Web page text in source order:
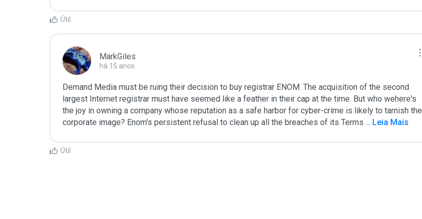
Útil
MarkGiles
há 15 anos
Demand Media must be ruing their decision to buy registrar ENOM. The acquisition of the second
largest Internet registrar must have seemed like a feather in their cap at the time. But who wehere's
the joy in owning a company whose reputation as a safe harbor for cyber-crime is likely to tarnish the
corporate image? Enom's persistent refusal to clean up all the breaches of its Terms ... Leia Mais
Útil